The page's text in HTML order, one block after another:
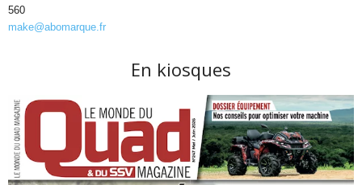
560
make@abomarque.fr
En kiosques